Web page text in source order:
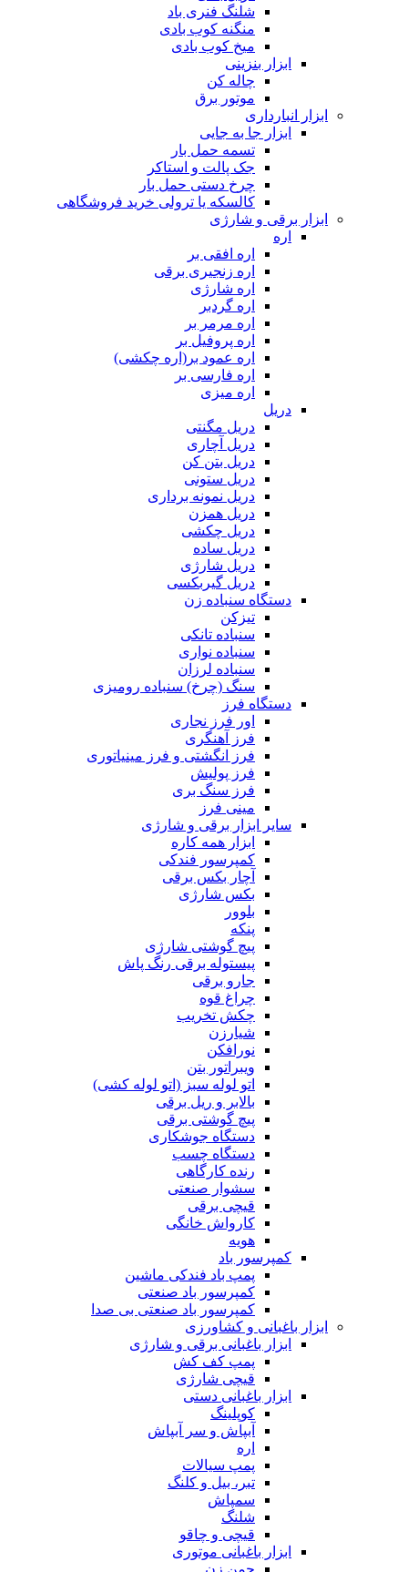
شلنگ فنری باد
منگنه کوب بادی
میخ کوب بادی
ابزار بنزینی
چاله کن
موتور برق
ابزار انبارداری
ابزار جا به جایی
تسمه حمل بار
جک پالت و استاکر
چرخ دستی حمل بار
کالسکه یا ترولی خرید فروشگاهی
ابزار برقی و شارژی
اره
اره افقی بر
اره زنجیری برقی
اره شارژی
اره گردبر
اره مرمر بر
اره پروفیل بر
اره عمود بر(اره چکشی)
اره فارسی بر
اره میزی
دریل
دریل مگنتی
دریل آچاری
دریل بتن کن
دریل ستونی
دریل نمونه برداری
دریل همزن
دریل چکشی
دریل ساده
دریل شارژی
دریل گیربکسی
دستگاه سنباده زن
تیزکن
سنباده تانکی
سنباده نواری
سنباده لرزان
سنگ (چرخ) سنباده رومیزی
دستگاه فرز
اور فرز نجاری
فرز آهنگری
فرز انگشتی و فرز مینیاتوری
فرز پولیش
فرز سنگ بری
مینی فرز
سایر ابزار برقی و شارژی
ابزار همه کاره
کمپرسور فندکی
آچار بکس برقی
بکس شارژی
بلوور
پنکه
پیچ گوشتی شارژی
پیستوله برقی رنگ پاش
جارو برقی
چراغ قوه
چکش تخریب
شیارزن
نورافکن
ویبراتور بتن
اتو لوله سبز (اتو لوله کشی)
بالابر و ریل برقی
پیچ گوشتی برقی
دستگاه جوشکاری
دستگاه چسب
رنده کارگاهی
سشوار صنعتی
قیچی برقی
کارواش خانگی
هویه
کمپرسور باد
پمپ باد فندکی ماشین
کمپرسور باد صنعتی
کمپرسور باد صنعتی بی صدا
ابزار باغبانی و کشاورزی
ابزار باغبانی برقی و شارژی
پمپ کف کش
قیچی شارژی
ابزار باغبانی دستی
کوپلینگ
آبپاش و سر آبپاش
اره
پمپ سیالات
تبر، بیل و کلنگ
سمپاش
شلنگ
قیچی و چاقو
ابزار باغبانی موتوری
چمن زن